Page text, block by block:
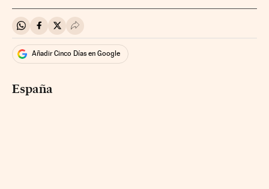
Compartir en Whatsapp
Compartir en Facebook
Compartir en Twitter
Desplegar Redes Sociales
Añadir Cinco Días en Google
España